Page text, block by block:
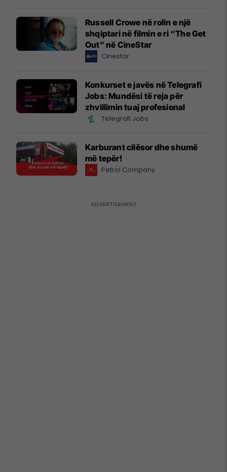
Russell Crowe në rolin e një
shqiptari në filmin e ri “The Get
Out” në CineStar
Cinestar
Konkurset e javës në Telegrafi
Jobs: Mundësi të reja për
zhvillimin tuaj profesional
Telegrafi Jobs
Karburant cilësor dhe shumë
më tepër!
Petrol Company